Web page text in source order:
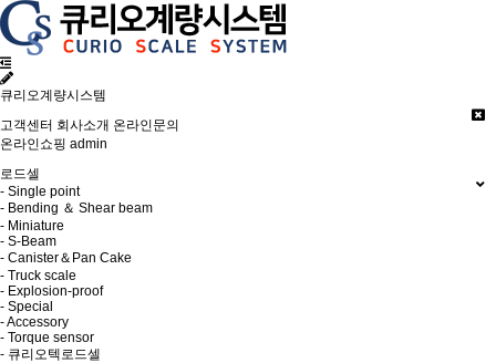
큐리오계량시스템
고객센터 회사소개 온라인문의
온라인쇼핑 admin
로드셀
- Single point
- Bending ＆ Shear beam
- Miniature
- S-Beam
- Canister＆Pan Cake
- Truck scale
- Explosion-proof
- Special
- Accessory
- Torque sensor
- 큐리오텍로드셀